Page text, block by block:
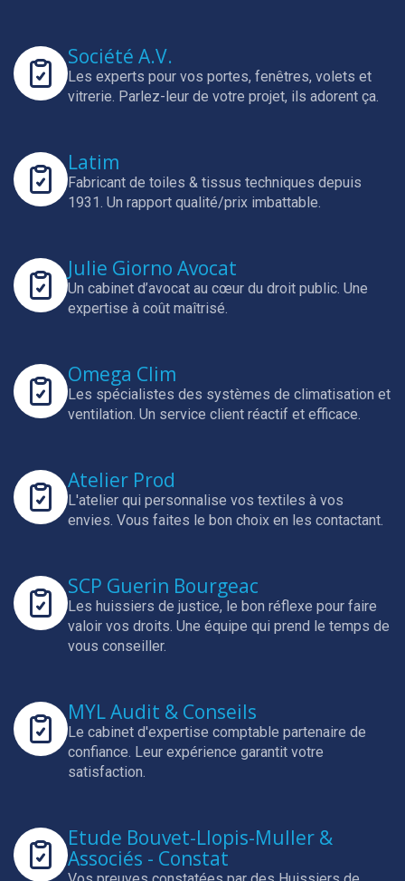
Société A.V.
Les experts pour vos portes, fenêtres, volets et
vitrerie. Parlez-leur de votre projet, ils adorent ça.
Latim
Fabricant de toiles & tissus techniques depuis
1931. Un rapport qualité/prix imbattable.
Julie Giorno Avocat
Un cabinet d’avocat au cœur du droit public. Une
expertise à coût maîtrisé.
Omega Clim
Les spécialistes des systèmes de climatisation et
ventilation. Un service client réactif et efficace.
Atelier Prod
L'atelier qui personnalise vos textiles à vos
envies. Vous faites le bon choix en les contactant.
SCP Guerin Bourgeac
Les huissiers de justice, le bon réflexe pour faire
valoir vos droits. Une équipe qui prend le temps de
vous conseiller.
MYL Audit & Conseils
Le cabinet d'expertise comptable partenaire de
confiance. Leur expérience garantit votre
satisfaction.
Etude Bouvet-Llopis-Muller &
Associés - Constat